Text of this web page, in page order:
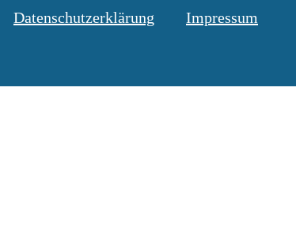
Datenschutzerklärung Impressum